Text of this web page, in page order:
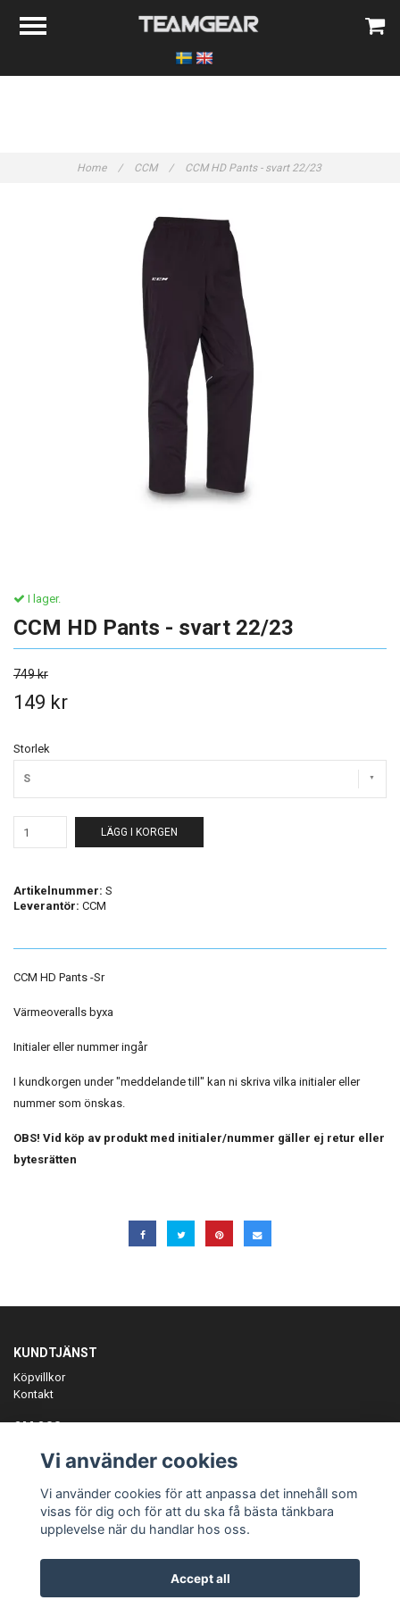
Home / CCM / CCM HD Pants - svart 22/23
I lager.
CCM HD Pants - svart 22/23
749 kr
149 kr
Storlek
S
LÄGG I KORGEN
Artikelnummer: S
Leverantör: CCM
CCM HD Pants -Sr
Värmeoveralls byxa
Initialer eller nummer ingår
I kundkorgen under "meddelande till" kan ni skriva vilka initialer eller
nummer som önskas.
OBS! Vid köp av produkt med initialer/nummer gäller ej retur eller
bytesrätten
KUNDTJÄNST
Köpvillkor
Kontakt
OM OSS
ANMÄL DIG TILL VÅRT NYHETSBREV
Prenumerera
Vi använder cookies
Vi använder cookies för att anpassa det innehåll som
visas för dig och för att du ska få bästa tänkbara
upplevelse när du handlar hos oss.
Accept all